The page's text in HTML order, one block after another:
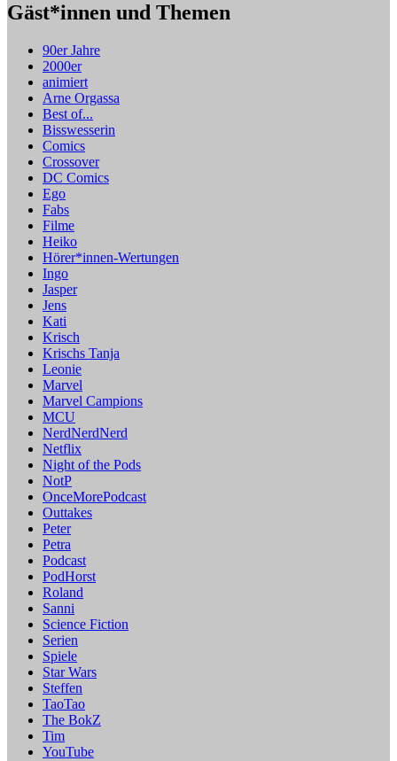
Gäst*innen und Themen
90er Jahre
2000er
animiert
Arne Orgassa
Best of...
Bisswesserin
Comics
Crossover
DC Comics
Ego
Fabs
Filme
Heiko
Hörer*innen-Wertungen
Ingo
Jasper
Jens
Kati
Krisch
Krischs Tanja
Leonie
Marvel
Marvel Campions
MCU
NerdNerdNerd
Netflix
Night of the Pods
NotP
OnceMorePodcast
Outtakes
Peter
Petra
Podcast
PodHorst
Roland
Sanni
Science Fiction
Serien
Spiele
Star Wars
Steffen
TaoTao
The BokZ
Tim
YouTube